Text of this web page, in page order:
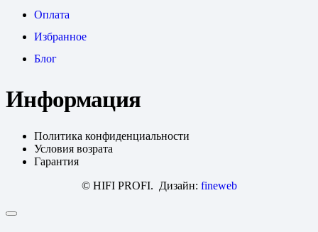
Оплата
Избранное
Блог
Информация
Политика конфиденциальности
Условия возрата
Гарантия
© HIFI PROFI. Дизайн: fineweb